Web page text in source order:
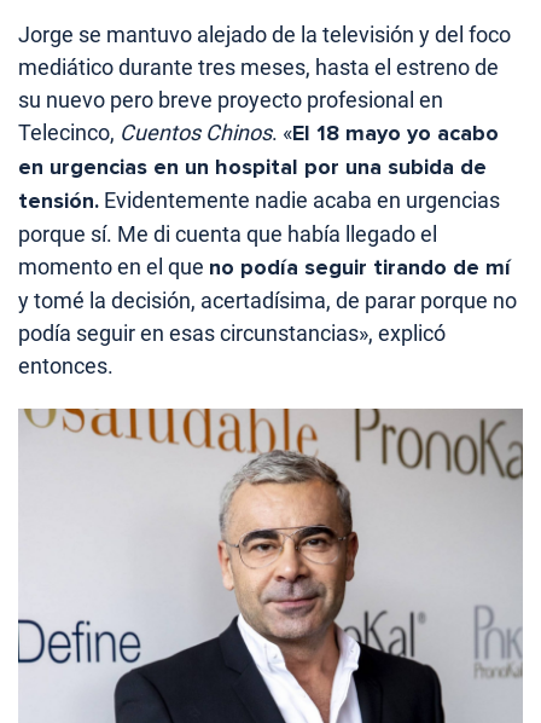
Jorge se mantuvo alejado de la televisión y del foco
mediático durante tres meses, hasta el estreno de
su nuevo pero breve proyecto profesional en
Telecinco, Cuentos Chinos. «El 18 mayo yo acabo
en urgencias en un hospital por una subida de
tensión. Evidentemente nadie acaba en urgencias
porque sí. Me di cuenta que había llegado el
momento en el que no podía seguir tirando de mí
y tomé la decisión, acertadísima, de parar porque no
podía seguir en esas circunstancias», explicó
entonces.